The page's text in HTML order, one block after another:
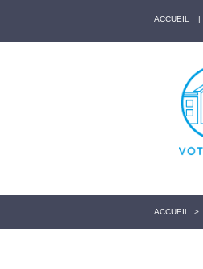
ACCUEIL |
ACCUEIL >